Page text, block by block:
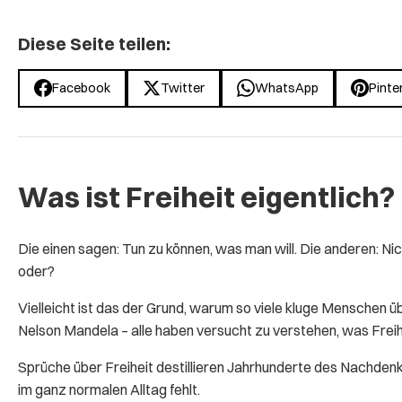
Diese Seite teilen:
Facebook Twitter WhatsApp
Was ist Freiheit eigentlich?
Die einen sagen: Tun zu können, was man will. Die anderen:
oder?
Vielleicht ist das der Grund, warum so viele kluge Menschen
Nelson Mandela – alle haben versucht zu verstehen, was
Sprüche über Freiheit destillieren Jahrhunderte des
im ganz normalen Alltag fehlt.